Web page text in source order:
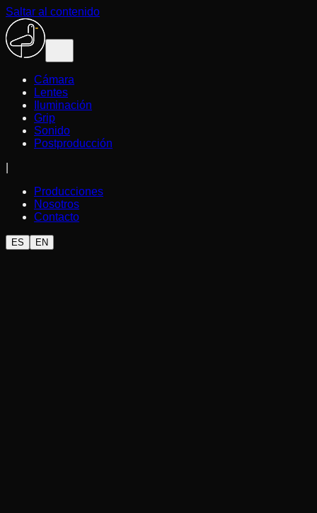
Saltar al contenido
Cámara
Lentes
Iluminación
Grip
Sonido
Postproducción
Producciones
Nosotros
Contacto
ES EN